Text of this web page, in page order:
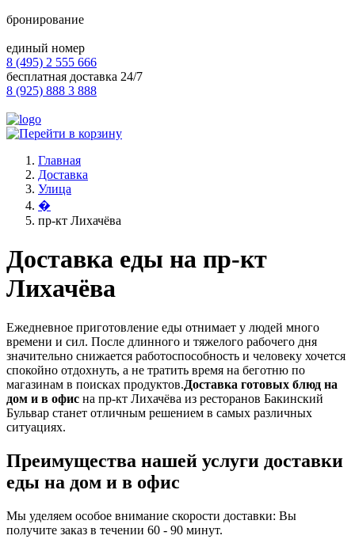
бронирование
единый номер
8 (495) 2 555 666
бесплатная доставка 24/7
8 (925) 888 3 888
Главная
Доставка
Улица
�
пр-кт Лихачёва
Доставка еды на пр-кт
Лихачёва
Ежедневное приготовление еды отнимает у людей много
времени и сил. После длинного и тяжелого рабочего дня
значительно снижается работоспособность и человеку хочется
спокойно отдохнуть, а не тратить время на беготню по
магазинам в поисках продуктов.Доставка готовых блюд на
дом и в офис на пр-кт Лихачёва из ресторанов Бакинский
Бульвар станет отличным решением в самых различных
ситуациях.
Преимущества нашей услуги доставки
еды на дом и в офис
Мы уделяем особое внимание скорости доставки: Вы
получите заказ в течении 60 - 90 минут.